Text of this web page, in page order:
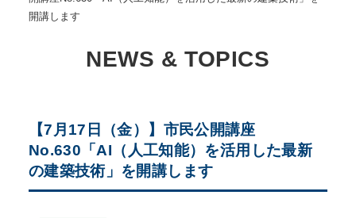
開講します
NEWS & TOPICS
【7月17日（金）】市民公開講座
No.630「AI（人工知能）を活用した最新
の建築技術」を開講します